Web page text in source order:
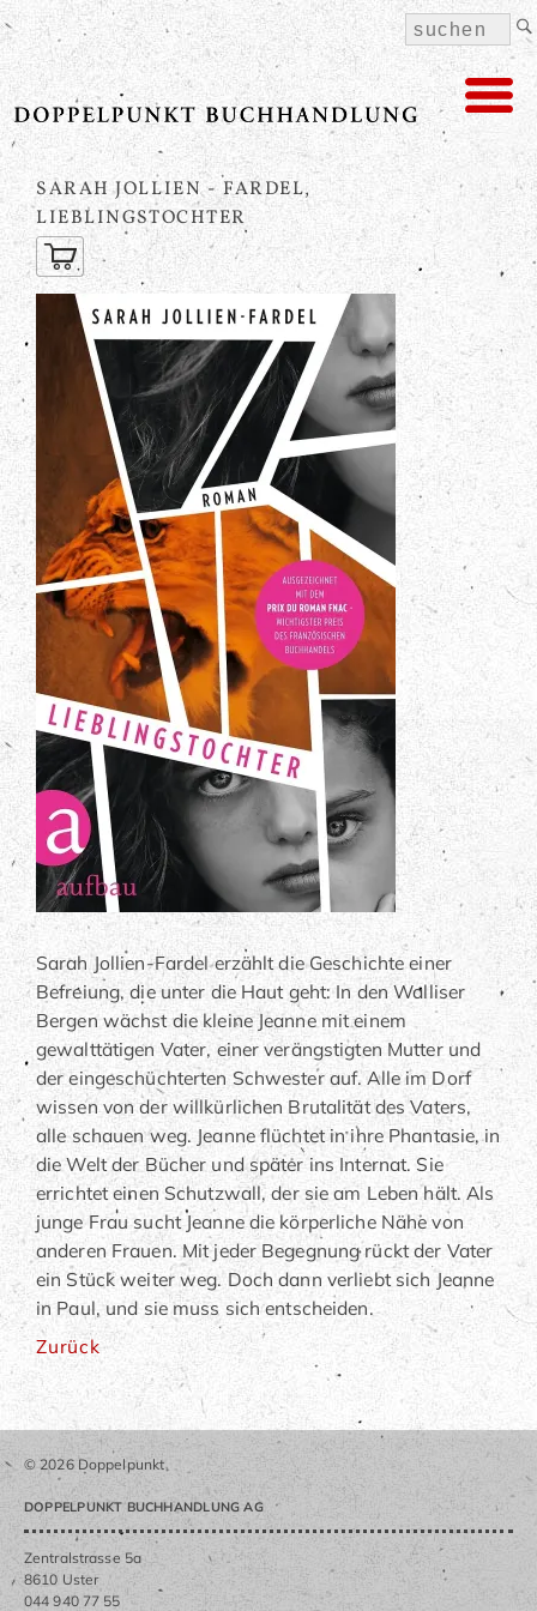
SARAH JOLLIEN - FARDEL,
LIEBLINGSTOCHTER
Sarah Jollien-Fardel erzählt die Geschichte einer
Befreiung, die unter die Haut geht: In den Walliser
Bergen wächst die kleine Jeanne mit einem
gewalttätigen Vater, einer verängstigten Mutter und
der eingeschüchterten Schwester auf. Alle im Dorf
wissen von der willkürlichen Brutalität des Vaters,
alle schauen weg. Jeanne flüchtet in ihre Phantasie, in
die Welt der Bücher und später ins Internat. Sie
errichtet einen Schutzwall, der sie am Leben hält. Als
junge Frau sucht Jeanne die körperliche Nähe von
anderen Frauen. Mit jeder Begegnung rückt der Vater
ein Stück weiter weg. Doch dann verliebt sich Jeanne
in Paul, und sie muss sich entscheiden.
Zurück
© 2026 Doppelpunkt
DOPPELPUNKT BUCHHANDLUNG AG
Zentralstrasse 5a
8610 Uster
044 940 77 55